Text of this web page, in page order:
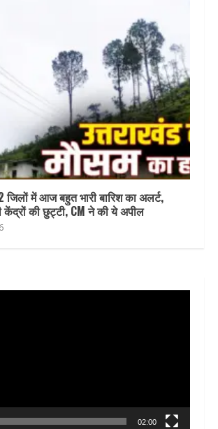
में आज बहुत भारी बारिश का अलर्ट,
की छुट्टी, CM ने की ये अपील
02:00